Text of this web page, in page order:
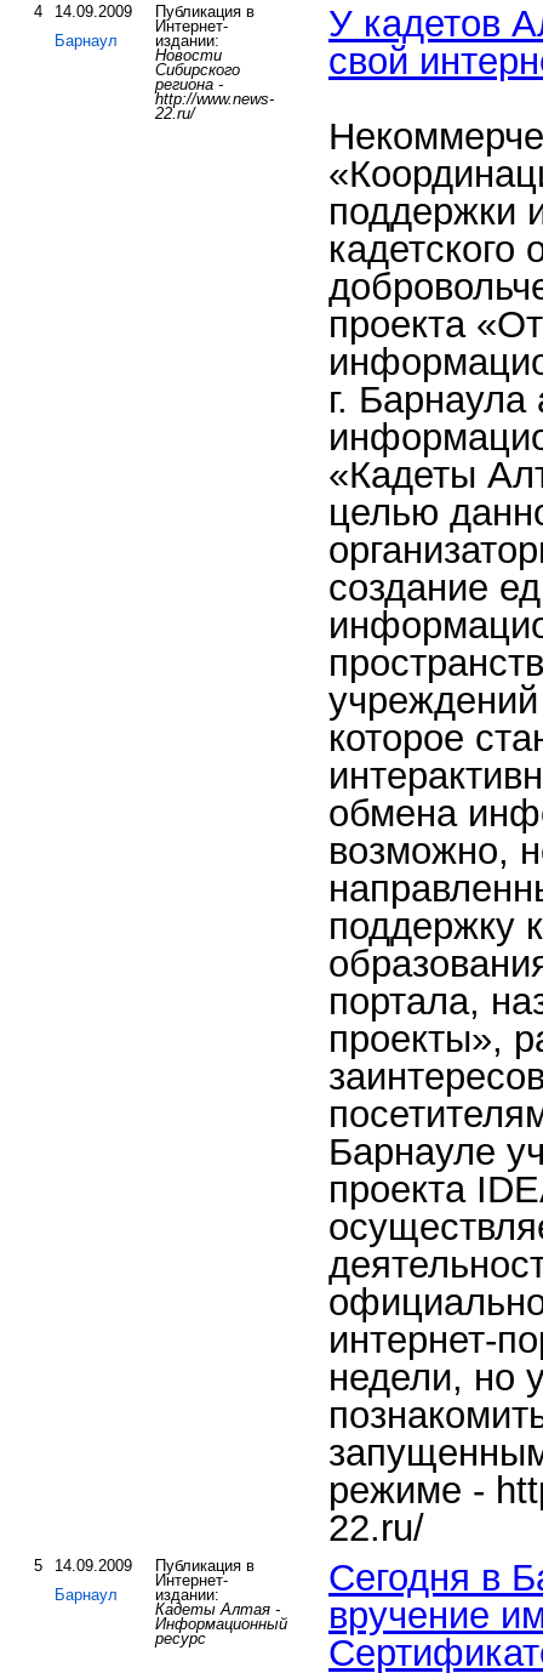
4
14.09.2009
Барнаул
Публикация в
Интернет-
издании:
Новости
Сибирского
региона -
http://www.news-
22.ru/
У кадетов
свой
поддержки
кадетского
проекта
г.
«Кадеты
целью
создание
которое
обмена
возможно,
поддержку
портала,
проекты»,
Барнауле
проекта
интернет-
недели, но
режиме -
22.ru/
5
14.09.2009
Барнаул
Публикация в
Интернет-
издании:
Кадеты Алтая -
Информационный
ресурс
Сегодня в
вручение